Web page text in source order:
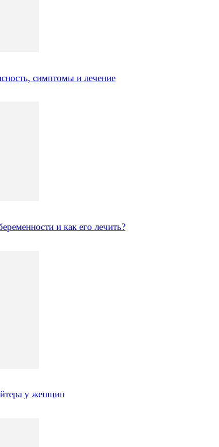
симптомы и лечение
и как его лечить?
у женщин